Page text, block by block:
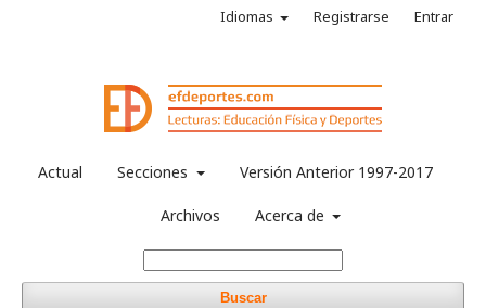
Actual Secciones Versión Anterior 1997-2017
Archivos Acerca de
Buscar
Idiomas Registrarse Entrar